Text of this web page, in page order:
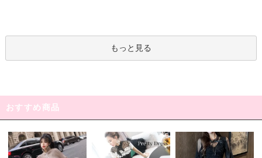
もっと見る
おすすめ商品